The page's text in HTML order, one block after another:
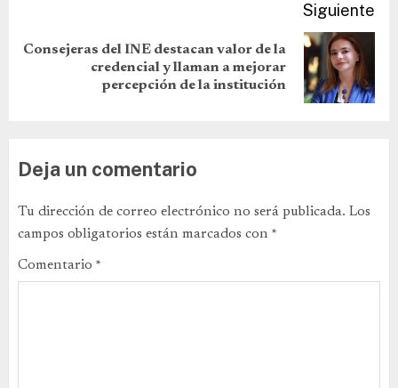
Siguiente
Consejeras del INE destacan valor de la
credencial y llaman a mejorar
percepción de la institución
Deja un comentario
Tu dirección de correo electrónico no será publicada. Los
campos obligatorios están marcados con *
Comentario *